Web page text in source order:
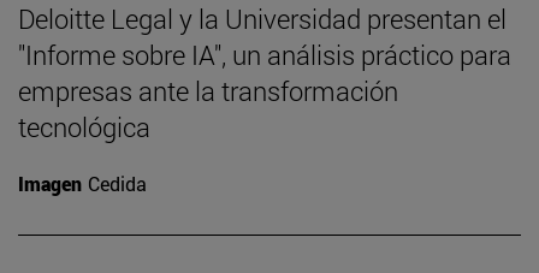
Deloitte Legal y la Universidad presentan el
"Informe sobre IA", un análisis práctico para
empresas ante la transformación
tecnológica
Imagen Cedida